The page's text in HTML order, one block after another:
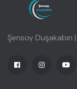
Şensoy Duşakabin